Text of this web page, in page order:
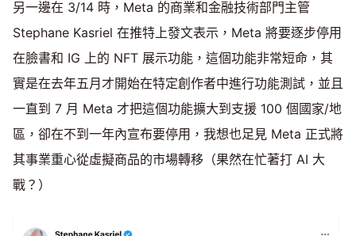
另一邊在 3/14 時，Meta 的商業和金融技術部門主管
Stephane Kasriel 在推特上發文表示，Meta 將要逐步停用
在臉書和 IG 上的 NFT 展示功能，這個功能非常短命，其
實是在去年五月才開始在特定創作者中進行功能測試，並且
一直到 7 月 Meta 才把這個功能擴大到支援 100 個國家/地
區，卻在不到一年內宣布要停用，我想也足見 Meta 正式將
其事業重心從虛擬商品的市場轉移（果然在忙著打 AI 大
戰？）